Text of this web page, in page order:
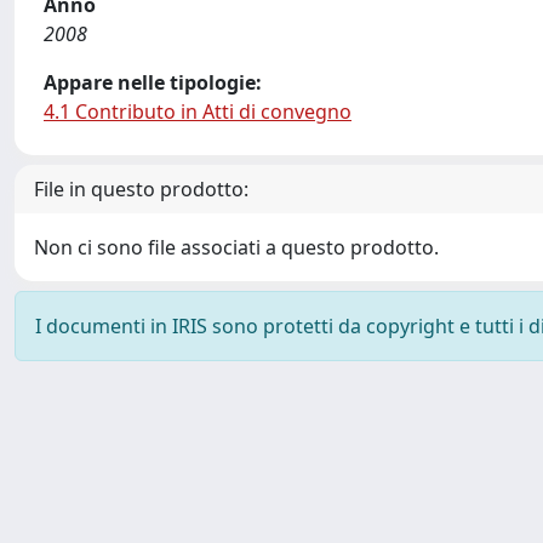
2008
Appare nelle tipologie:
4.1 Contributo in Atti di convegno
File in questo prodotto:
Non ci sono file associati a questo prodotto.
I documenti in IRIS sono protetti da copyright e tutti i